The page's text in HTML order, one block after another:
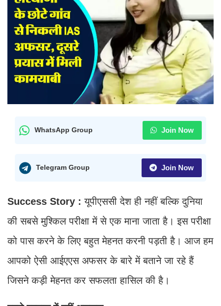
WhatsApp Group Join Now
Telegram Group Join Now
Success Story : यूपीएससी देश ही नहीं बल्कि दुनिया
की सबसे मुश्किल परीक्षा में से एक माना जाता है। इस परीक्षा
को पास करने के लिए बहुत मेहनत करनी पड़ती है। आज हम
आपको ऐसी आईएएस अफसर के बारे में बताने जा रहे हैं
जिसने कड़ी मेहनत कर सफलता हासिल की है।